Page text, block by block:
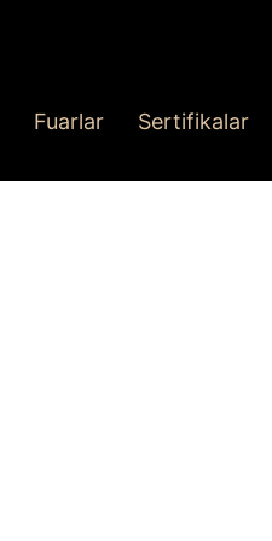
Fuarlar Sertifikalar